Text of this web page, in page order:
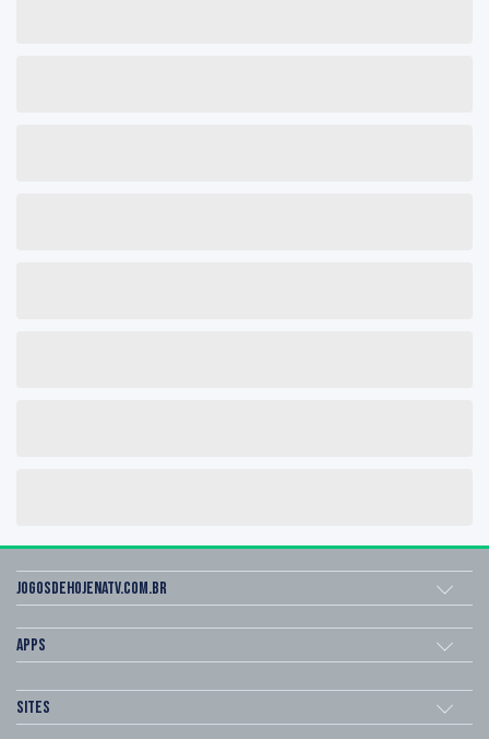
Jogosdehojenatv.com.br
Apps
Sites